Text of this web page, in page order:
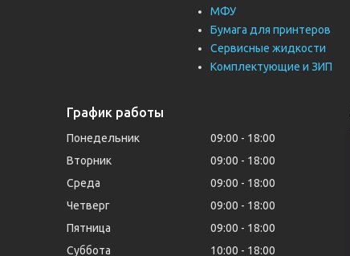
МФУ
Бумага для принтеров
Сервисные жидкости
Комплектующие и ЗИП
График работы
Понедельник 09:00
18:00
Вторник
09:00
18:00
Среда
09:00
18:00
Четверг
09:00
18:00
Пятница
09:00
18:00
Суббота
10:00 18:00